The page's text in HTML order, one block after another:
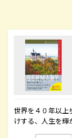
世界を４０年以上
けする、人生を